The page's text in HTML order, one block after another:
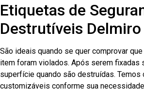
Etiquetas de
Destrutíveis Delmiro
São ideais quando se quer comprovar
item foram violados. Após serem fixadas
superfície quando são destruídas. Temos
customizáveis conforme sua